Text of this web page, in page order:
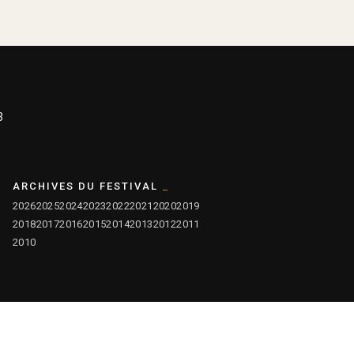
ARCHIVES DU FESTIVAL
202620252024202320222021 20202019
20182017201620152014201320122011
2010